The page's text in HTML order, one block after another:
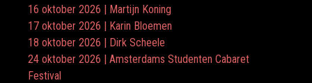
16 oktober 2026 | Martijn Koning
17 oktober 2026 | Karin Bloemen
18 oktober 2026 | Dirk Scheele
24 oktober 2026 | Amsterdams Studenten Cabaret
Festival